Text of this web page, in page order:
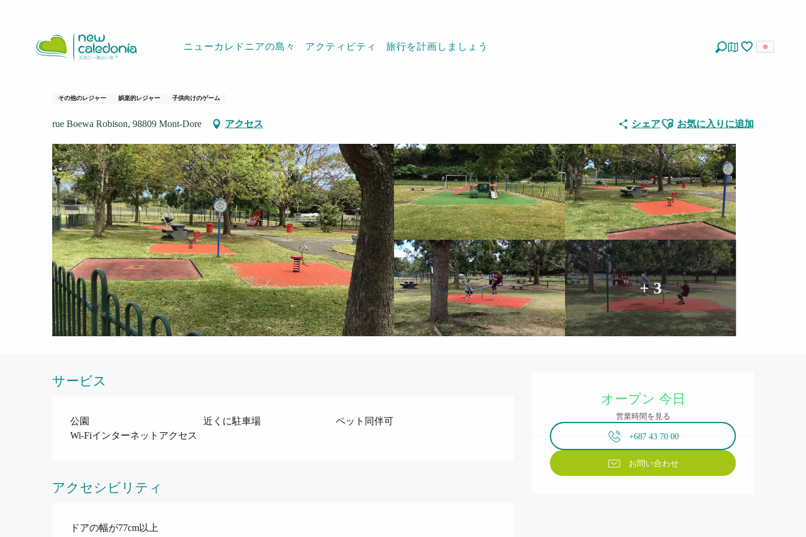
ニューカレドニアの島々 アクティビティ 旅行を計画しましょう
Parc de Robinson -Mont Dore
その他のレジャー 娯楽的レジャー 子供向けのゲーム
rue Boewa Robison, 98809 Mont-Dore アクセス シェアAjouter aux favoris
お気に入りに追加
+ 3
営業時間と連絡先
オープン 今日
営業時間を見る
+687 43 70 00
お問い合わせ
サービス
公園 近くに駐車場
ペット同伴可
Wi-Fiインターネットアクセス
アクセシビリティ
ドアの幅が77cm以上